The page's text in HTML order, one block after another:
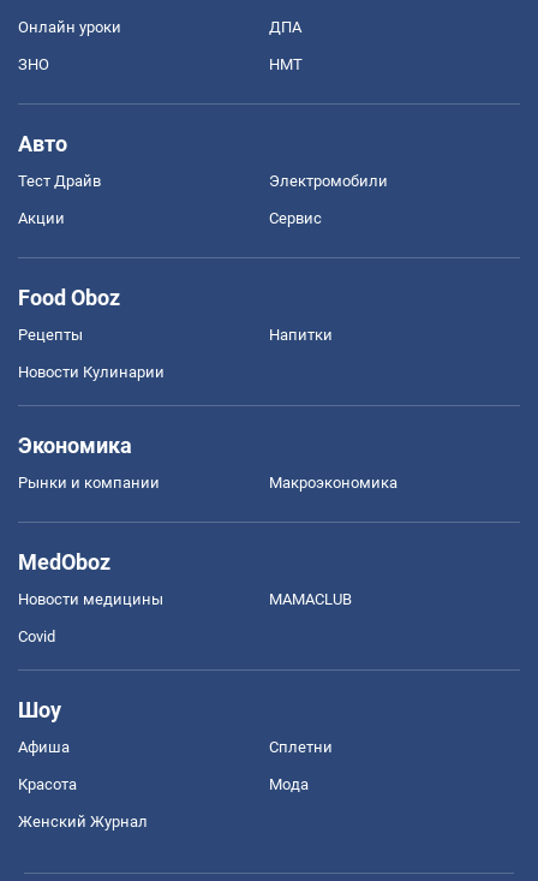
Онлайн уроки ДПА
ЗНО НМТ
Авто
Тест Драйв Электромобили
Акции Сервис
Food Oboz
Рецепты Напитки
Новости Кулинарии
Экономика
Рынки и компании Mакроэкономика
MedOboz
Новости медицины MAMACLUB
Covid
Шоу
Афиша Сплетни
Красота Мода
Женский Журнал